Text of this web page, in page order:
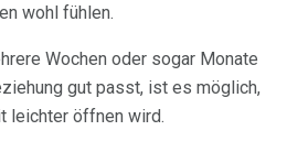
wohl fühlen.
Wochen oder sogar Monate
gut passt, ist es möglich,
leichter öffnen wird.